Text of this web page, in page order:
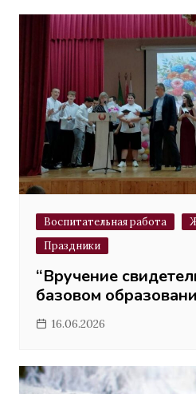
Воспитательная работа
Праздники
“Вручение
базовом
16.06.2026